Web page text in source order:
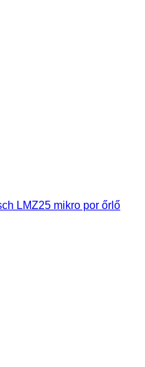
LMZ25 mikro por őrlő